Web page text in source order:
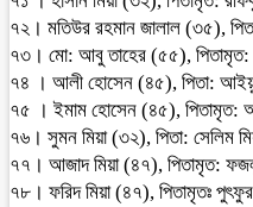
৭২। মতিউর রহমান জালাল (৩৫),
৭৩। মো: আবু তাহের (৫৫),
৭৪ । আলী হোসেন (৪৫), পিতা:
৭৫ । ইমাম হোসেন (৪৫), পিতামৃত:
৭৬। সুমন মিয়া (৩২), পিতা: সেলিম
৭৭। আজাদ মিয়া (৪৭), পিতামৃত:
৭৮। ফরিদ মিয়া (৪৭), পিতামৃতঃ পুৎফুর